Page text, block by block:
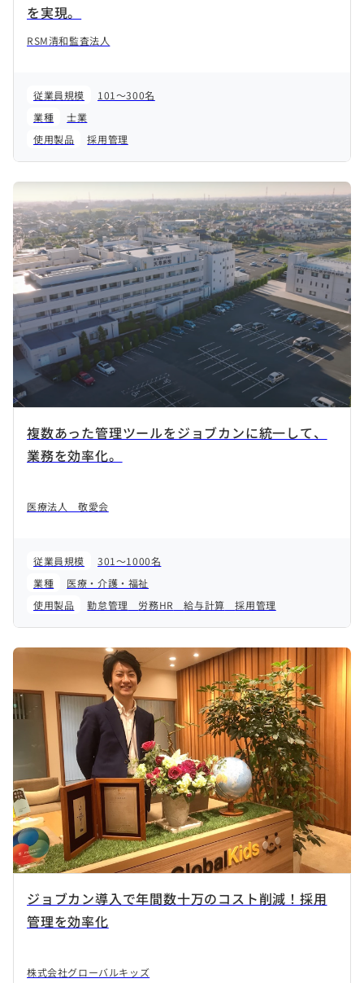
を実現。
RSM清和監査法人
従業員規模
101～300名
業種
士業
使用製品
採用管理
複数あった管理ツールをジョブカンに統一して、
業務を効率化。
医療法人 敬愛会
従業員規模
301～1000名
業種
医療・介護・福祉
使用製品
勤怠管理 労務HR 給与計算 採用管理
ジョブカン導入で年間数十万のコスト削減！採用
管理を効率化
株式会社グローバルキッズ